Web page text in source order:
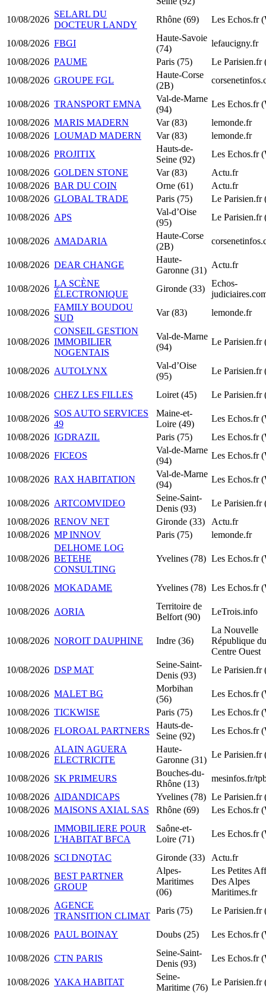
10/08/2026
SELARL DU
DOCTEUR LANDY
Rhône (69) Les Echos.fr
10/08/2026 FBGI
Haute-Savoie
(74)
lefaucigny.fr
10/08/2026 PAUME Paris (75)
Le Parisien.fr
10/08/2026 GROUPE FGL
Haute-Corse
(2B)
10/08/2026 TRANSPORT EMNA
Val-de-Marne
(94)
Les Echos.fr
10/08/2026 MARIS MADERN Var (83)
lemonde.fr
10/08/2026 LOUMAD MADERN Var (83)
lemonde.fr
10/08/2026 PROJITIX
Hauts-de-
Seine (92)
Les Echos.fr
10/08/2026 GOLDEN STONE Var (83)
Actu.fr
10/08/2026 BAR DU COIN Orne (61)
Actu.fr
10/08/2026 GLOBAL TRADE Paris (75)
Le Parisien.fr
10/08/2026 APS
Val-d’Oise
(95)
Le Parisien.fr
10/08/2026 AMADARIA
Haute-Corse
(2B)
10/08/2026 DEAR CHANGE
Haute-
Garonne (31)
Actu.fr
10/08/2026
LA SCÈNE
ÉLECTRONIQUE
Gironde (33)
Echos-
10/08/2026
FAMILY BOUDOU
SUD
Var (83) lemonde.fr
10/08/2026
CONSEIL GESTION
IMMOBILIER
NOGENTAIS
Val-de-Marne
(94)
Le Parisien.fr
10/08/2026 AUTOLYNX
Val-d’Oise
(95)
Le Parisien.fr
10/08/2026 CHEZ LES FILLES Loiret (45) Le Parisien.fr
10/08/2026
SOS AUTO SERVICES
49
Maine-et-
Loire (49)
Les Echos.fr
10/08/2026 IGDRAZIL Paris (75)
Les Echos.fr
10/08/2026 FICEOS
Val-de-Marne
(94)
Les Echos.fr
10/08/2026 RAX HABITATION
Val-de-Marne
(94)
Les Echos.fr
10/08/2026 ARTCOMVIDEO
Seine-Saint-
Denis (93)
Le Parisien.fr
10/08/2026 RENOV NET Gironde (33)
Actu.fr
10/08/2026 MP INNOV Paris (75) lemonde.fr
10/08/2026
DELHOME LOG
BETEHE
CONSULTING
Yvelines (78) Les Echos.fr
10/08/2026 MOKADAME Yvelines (78) Les Echos.fr
10/08/2026 AORIA
Territoire de
Belfort (90)
LeTrois.info
10/08/2026 NOROIT DAUPHINE Indre (36)
La Nouvelle
République du
Centre Ouest
10/08/2026 DSP MAT
Seine-Saint-
Denis (93)
Le Parisien.fr
10/08/2026 MALET BG
Morbihan
(56)
Les Echos.fr
10/08/2026 TICKWISE Paris (75)
Les Echos.fr
10/08/2026 FLOROAL PARTNERS
Hauts-de-
Seine (92)
Les Echos.fr
10/08/2026
ALAIN AGUERA
ELECTRICITE
Haute-
Garonne (31)
Le Parisien.fr
10/08/2026 SK PRIMEURS
Bouches-du-
Rhône (13)
mesinfos.fr/
10/08/2026 AIDANDICAPS Yvelines (78) Le Parisien.fr
10/08/2026 MAISONS AXIAL SAS Rhône (69) Les Echos.fr
10/08/2026
IMMOBILIERE POUR
L'HABITAT BFCA
Saône-et-
Loire (71)
Les Echos.fr
10/08/2026 SCI DNQTAC Gironde (33) Actu.fr
10/08/2026
BEST PARTNER
GROUP
Alpes-
Maritimes
(06)
Les Petites
Des Alpes
Maritimes.fr
10/08/2026
AGENCE
TRANSITION CLIMAT
Paris (75) Le Parisien.fr
10/08/2026 PAUL BOINAY Doubs (25) Les Echos.fr
10/08/2026 CTN PARIS
Seine-Saint-
Denis (93)
Les Echos.fr
10/08/2026 YAKA HABITAT
Seine-
Maritime (76)
Le Parisien.fr